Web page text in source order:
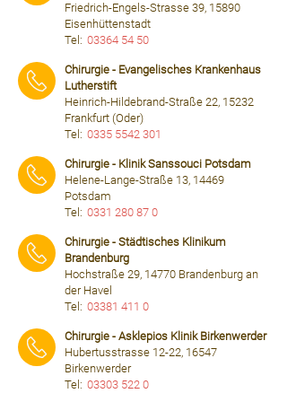
Friedrich-Engels-Strasse 39, 15890
Eisenhüttenstadt
Tel: 03364 54 50
Chirurgie - Evangelisches Krankenhaus
Lutherstift
Heinrich-Hildebrand-Straße 22, 15232
Frankfurt (Oder)
Tel: 0335 5542 301
Chirurgie - Klinik Sanssouci Potsdam
Helene-Lange-Straße 13, 14469
Potsdam
Tel: 0331 280 87 0
Chirurgie - Städtisches Klinikum
Brandenburg
Hochstraße 29, 14770 Brandenburg an
der Havel
Tel: 03381 411 0
Chirurgie - Asklepios Klinik Birkenwerder
Hubertusstrasse 12-22, 16547
Birkenwerder
Tel: 03303 522 0